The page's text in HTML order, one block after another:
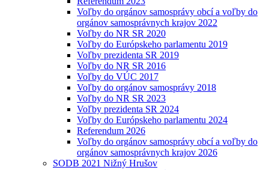
Voľby do orgánov samosprávy obcí a voľby do
orgánov samosprávnych krajov 2022
Voľby do NR SR 2020
Voľby do Európskeho parlamentu 2019
Voľby prezidenta SR 2019
Voľby do NR SR 2016
Voľby do VÚC 2017
Voľby do orgánov samosprávy 2018
Voľby do NR SR 2023
Voľby prezidenta SR 2024
Voľby do Európskeho parlamentu 2024
Referendum 2026
Voľby do orgánov samosprávy obcí a voľby do
orgánov samosprávnych krajov 2026
SODB 2021 Nižný Hrušov